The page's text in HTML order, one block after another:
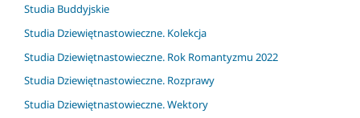
Studia Buddyjskie
Studia Dziewiętnastowieczne. Kolekcja
Studia Dziewiętnastowieczne. Rok Romantyzmu 2022
Studia Dziewiętnastowieczne. Rozprawy
Studia Dziewiętnastowieczne. Wektory